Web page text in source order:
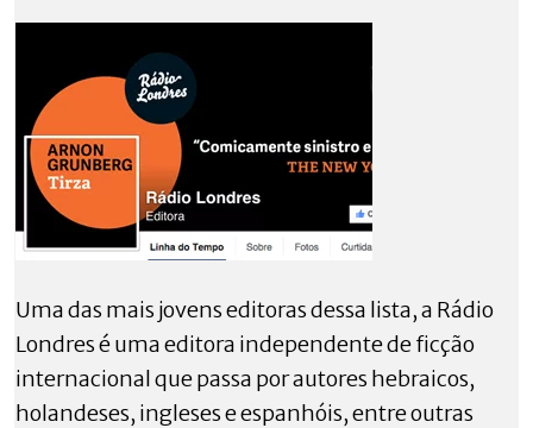
Uma das mais jovens editoras dessa lista, a Rádio
Londres é uma editora independente de ficção
internacional que passa por autores hebraicos,
holandeses, ingleses e espanhóis, entre outras